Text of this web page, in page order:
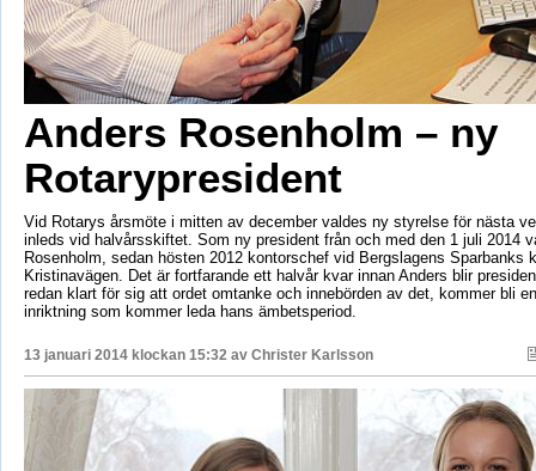
Anders Rosenholm – ny
Rotarypresident
Vid Rotarys årsmöte i mitten av december valdes ny styrelse för nästa
inleds vid halvårsskiftet. Som ny president från och med den 1 juli 2014
Rosenholm, sedan hösten 2012 kontorschef vid Bergslagens Sparbanks
Kristinavägen. Det är fortfarande ett halvår kvar innan Anders blir
redan klart för sig att ordet omtanke och innebörden av det, kommer bli
inriktning som kommer leda hans ämbetsperiod.
13 januari 2014 klockan 15:32 av Christer Karlsson